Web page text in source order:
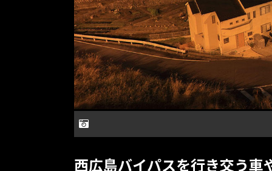
西広島バイパスを行き交う車